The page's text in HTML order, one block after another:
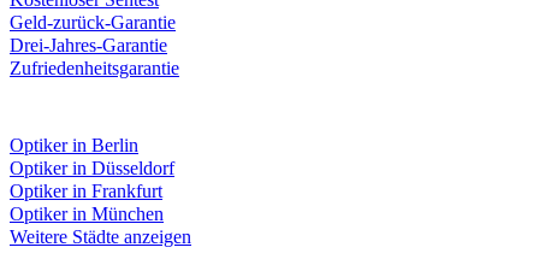
Geld-zurück-Garantie
Drei-Jahres-Garantie
Zufriedenheitsgarantie
Optiker in Berlin
Optiker in Düsseldorf
Optiker in Frankfurt
Optiker in München
Weitere Städte anzeigen